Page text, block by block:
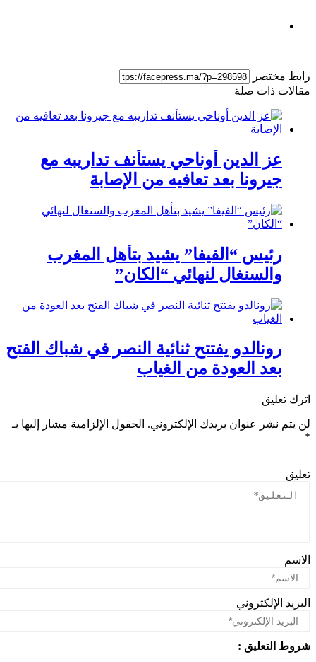
مختصر
ذات صلة
عز الدين أوناحي يستأنف تداريبه مع
جيرونا بعد تعافيه من الإصابة
رئيس “الفيفا” يشيد بتأهل المغرب
والسنغال لنهائي “الكان”
رونالدو يفتتح ثنائية النصر في شباك الفتح
بعد العودة من الغياب
تعليق
نشر عنوان بريدك الإلكتروني. الحقول الإلزامية مشار إليها بـ
الإلكتروني
التعليق :